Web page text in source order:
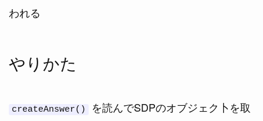
われる
やりかた
createAnswer()
を読んでSDPのオブジェク卜を取